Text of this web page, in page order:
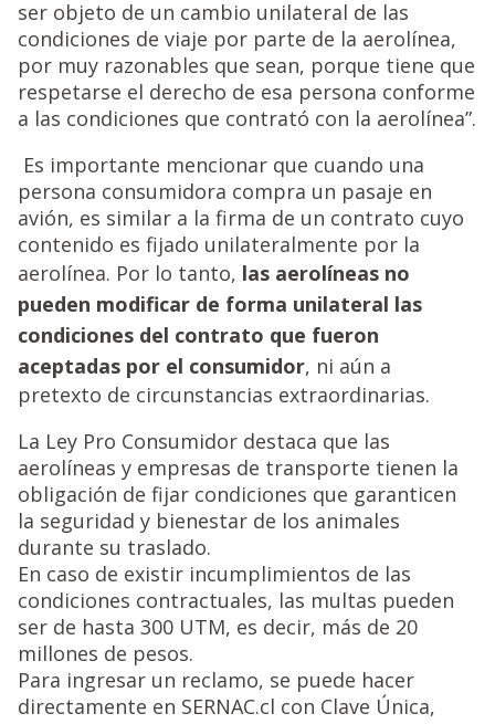
ser objeto de un cambio unilateral de las
condiciones de viaje por parte de la aerolínea,
por muy razonables que sean, porque tiene que
respetarse el derecho de esa persona conforme
a las condiciones que contrató con la aerolínea”.
Es importante mencionar que cuando una
persona consumidora compra un pasaje en
avión, es similar a la firma de un contrato cuyo
contenido es fijado unilateralmente por la
aerolínea. Por lo tanto, las aerolíneas no
pueden modificar de forma unilateral las
condiciones del contrato que fueron
aceptadas por el consumidor, ni aún a
pretexto de circunstancias extraordinarias.
La Ley Pro Consumidor destaca que las
aerolíneas y empresas de transporte tienen la
obligación de fijar condiciones que garanticen
la seguridad y bienestar de los animales
durante su traslado.
En caso de existir incumplimientos de las
condiciones contractuales, las multas pueden
ser de hasta 300 UTM, es decir, más de 20
millones de pesos.
Para ingresar un reclamo, se puede hacer
directamente en SERNAC.cl con Clave Única,